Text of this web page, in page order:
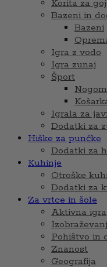
Korita za
Bazeni in
Bazeni
Igra z vodo
Igra zunaj
Šport
Igrala za
Dodatki za
Hiške za punčke
Dodatki za
Kuhinje
Otroške
Dodatki za
Za vrtce in šole
Aktivna igra
Pohištvo in
Znanost
Geografija